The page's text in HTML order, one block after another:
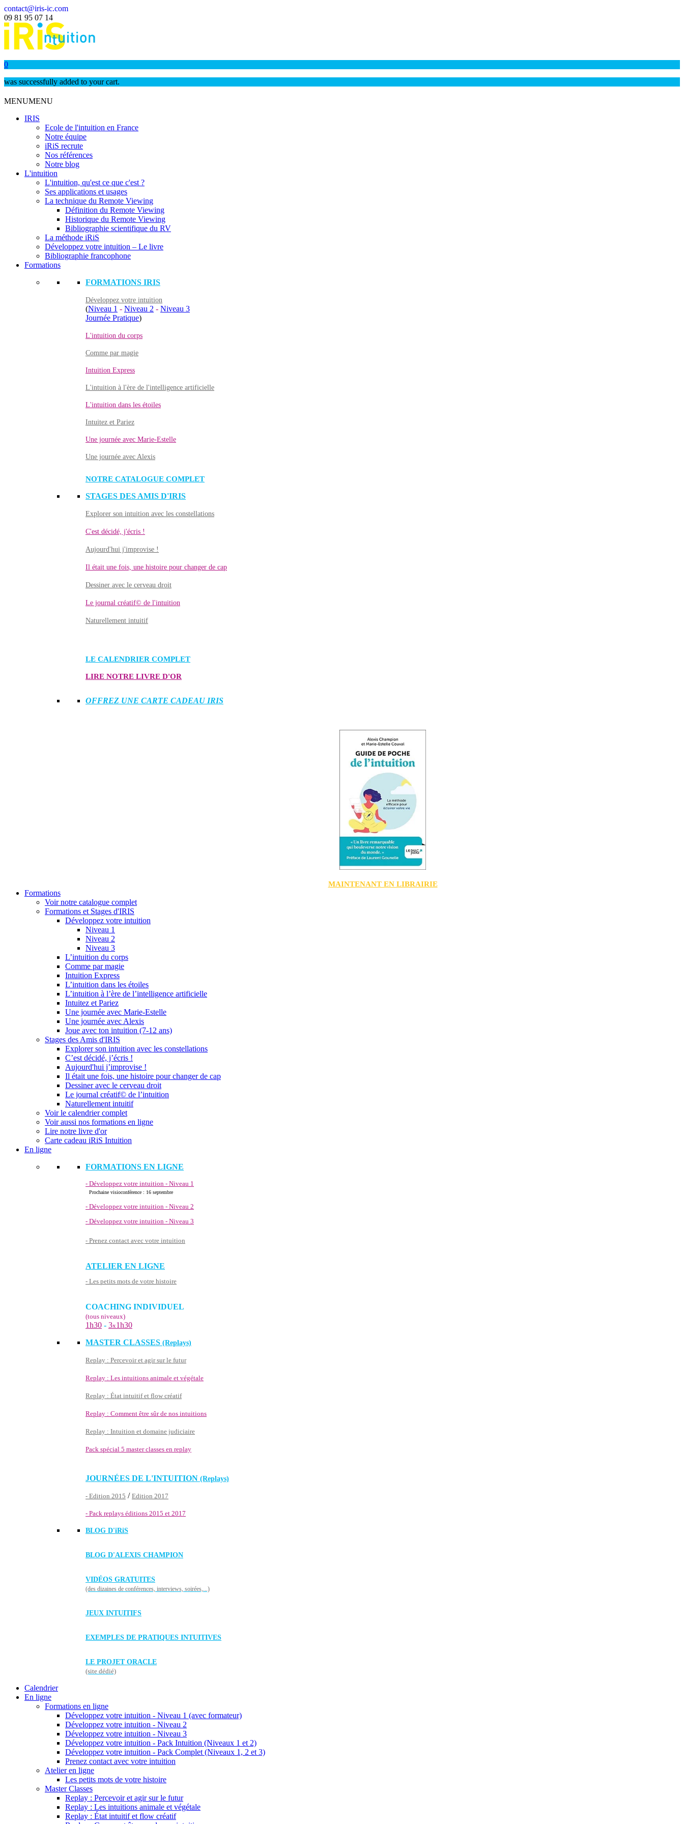
contact@iris-ic.com
09 81 95 07 14
0
was successfully added to your cart.
MENUMENU
IRIS
Ecole de l'intuition en France
Notre équipe
iRiS recrute
Nos références
Notre blog
L'intuition
L'intuition, qu'est ce que c'est ?
Ses applications et usages
La technique du Remote Viewing
Définition du Remote Viewing
Historique du Remote Viewing
Bibliographie scientifique du RV
La méthode iRiS
Développez votre intuition – Le livre
Bibliographie francophone
Formations
FORMATIONS IRIS
Développez votre intuition
(Niveau 1 - Niveau 2 - Niveau 3
Journée Pratique)
L'intuition du corps
Comme par magie
Intuition Express
L'intuition à l'ère de l'intelligence artificielle
L'intuition dans les étoiles
Intuitez et Pariez
Une journée avec Marie-Estelle
Une journée avec Alexis
NOTRE CATALOGUE COMPLET
STAGES DES AMIS D'IRIS
Explorer son intuition avec les constellations
C'est décidé, j'écris !
Aujourd'hui j'improvise !
Il était une fois, une histoire pour changer de cap
Dessiner avec le cerveau droit
Le journal créatif© de l'intuition
Naturellement intuitif
LE CALENDRIER COMPLET
LIRE NOTRE LIVRE D'OR
OFFREZ UNE CARTE CADEAU IRIS
MAINTENANT EN LIBRAIRIE
Formations
Voir notre catalogue complet
Formations et Stages d'IRIS
Développez votre intuition
Niveau 1
Niveau 2
Niveau 3
L’intuition du corps
Comme par magie
Intuition Express
L’intuition dans les étoiles
L’intuition à l’ère de l’intelligence artificielle
Intuitez et Pariez
Une journée avec Marie-Estelle
Une journée avec Alexis
Joue avec ton intuition (7-12 ans)
Stages des Amis d'IRIS
Explorer son intuition avec les constellations
C’est décidé, j’écris !
Aujourd'hui j’improvise !
Il était une fois, une histoire pour changer de cap
Dessiner avec le cerveau droit
Le journal créatif© de l’intuition
Naturellement intuitif
Voir le calendrier complet
Voir aussi nos formations en ligne
Lire notre livre d'or
Carte cadeau iRiS Intuition
En ligne
FORMATIONS EN LIGNE
- Développez votre intuition - Niveau 1
Prochaine visioconférence : 16 septembre
- Développez votre intuition - Niveau 2
- Développez votre intuition - Niveau 3
- Prenez contact avec votre intuition
ATELIER EN LIGNE
- Les petits mots de votre histoire
COACHING INDIVIDUEL
(tous niveaux)
1h30 - 3x1h30
MASTER CLASSES (Replays)
Replay : Percevoir et agir sur le futur
Replay : Les intuitions animale et végétale
Replay : État intuitif et flow créatif
Replay : Comment être sûr de nos intuitions
Replay : Intuition et domaine judiciaire
Pack spécial 5 master classes en replay
JOURNÉES DE L'INTUITION (Replays)
- Edition 2015 / Edition 2017
- Pack replays éditions 2015 et 2017
BLOG D'iRiS
BLOG D'ALEXIS CHAMPION
VIDÉOS GRATUITES
(des dizaines de conférences, interviews, soirées,...)
JEUX INTUITIFS
EXEMPLES DE PRATIQUES INTUITIVES
LE PROJET ORACLE
(site dédié)
Calendrier
En ligne
Formations en ligne
Développez votre intuition - Niveau 1 (avec formateur)
Développez votre intuition - Niveau 2
Développez votre intuition - Niveau 3
Développez votre intuition - Pack Intuition (Niveaux 1 et 2)
Développez votre intuition - Pack Complet (Niveaux 1, 2 et 3)
Prenez contact avec votre intuition
Atelier en ligne
Les petits mots de votre histoire
Master Classes
Replay : Percevoir et agir sur le futur
Replay : Les intuitions animale et végétale
Replay : État intuitif et flow créatif